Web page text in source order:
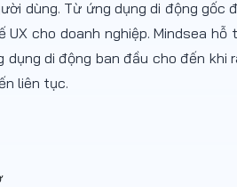
dùng. Từ ứng dụng di động gốc
cho doanh nghiệp. Mindsea hỗ
di động ban đầu cho đến khi
liên tục.